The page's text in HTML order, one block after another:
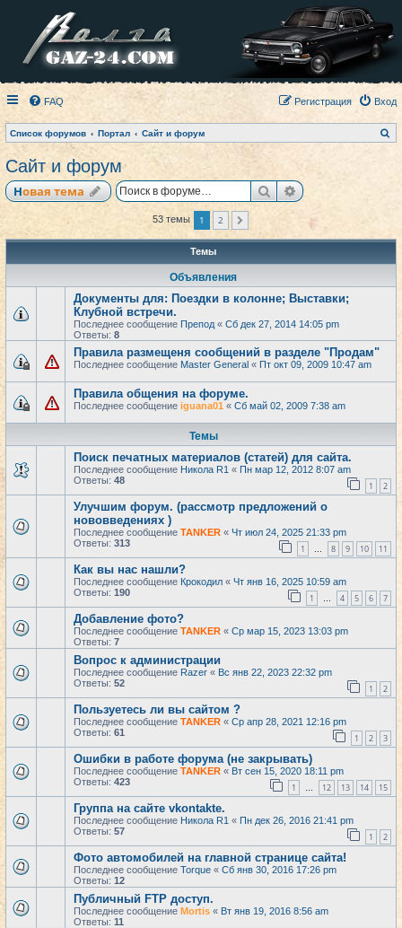
FAQ Вход
Регистрация
Список форумов Портал Сайт и форум
о
Сайт и форум
Новая тема ПоискРасширенный
53 темы 1 2
Темы
Объявления
Документы для: Поездки в колонне; Выставки;
Клубной встречи.
Последнее сообщение Препод « Сб дек 27, 2014 14:05 pm
Ответы: 8
Правила размещеня сообщений в разделе "Продам"
Последнее сообщение Master General « Пт окт 09, 2009 10:47 am
Правила общения на форуме.
Последнее сообщение iguana01 « Сб май 02, 2009 7:38 am
Темы
Поиск печатных материалов (статей) для сайта.
Последнее сообщение Никола R1 « Пн мар 12, 2012 8:07 am
Ответы: 48 1 2
Улучшим форум. (рассмотр предложений о
нововведениях )
Последнее сообщение TANKER « Чт июл 24, 2025 21:33 pm
Ответы: 313 1 … 8 9 10 11
Как вы нас нашли?
Последнее сообщение Крокодил « Чт янв 16, 2025 10:59 am
Ответы: 190 1 … 4 5 6 7
Добавление фото?
Последнее сообщение TANKER « Ср мар 15, 2023 13:03 pm
Ответы: 7
Вопрос к администрации
Последнее сообщение Razer « Вс янв 22, 2023 22:32 pm
Ответы: 52 1 2
Пользуетесь ли вы сайтом ?
Последнее сообщение TANKER « Ср апр 28, 2021 12:16 pm
Ответы: 61 1 2 3
Ошибки в работе форума (не закрывать)
Последнее сообщение TANKER « Вт сен 15, 2020 18:11 pm
Ответы: 423 1 … 12 13 14 15
Группа на сайте vkontakte.
Последнее сообщение Никола R1 « Пн дек 26, 2016 21:41 pm
Ответы: 57 1 2
Фото автомобилей на главной странице сайта!
Последнее сообщение Torque « Сб янв 30, 2016 17:26 pm
Ответы: 12
Публичный FTP доступ.
Последнее сообщение Mortis « Вт янв 19, 2016 8:56 am
Ответы: 11